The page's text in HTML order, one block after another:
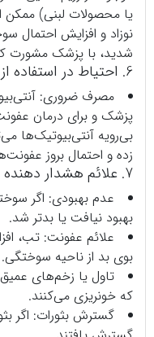
یا محصولات لبنی)
نوزاد و افزایش احتمال
شدید، با پزشک مشورت
6. احتیاط در استفاده از آنتی‌بیوتیک‌ها:
مصرف ضروری:
پزشک و برای درمان
بی‌رویه آنتی‌بیوتیک‌ها
زده و احتمال بروز
7. علائم هشدار دهنده و زمان مراجعه به پزشک:
بهبود نیافت یا بدتر شد.
علائم عفونت: تب،
بوی بد از ناحیه سوختگی.
تاول یا زخم‌های
که خونریزی می‌کنند.
گسترش بثورات: اگر